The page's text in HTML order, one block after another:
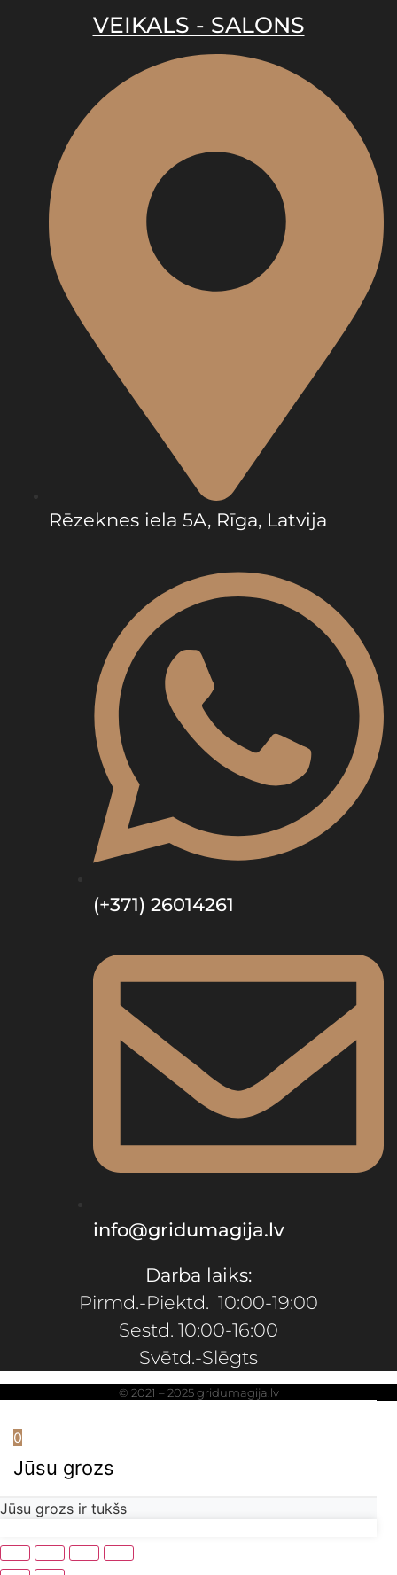
VEIKALS - SALONS
Rēzeknes iela 5A, Rīga, Latvija
(+371) 26014261
info@gridumagija.lv
Darba laiks:
Pirmd.-Piektd. 10:00-19:00
Sestd. 10:00-16:00
Svētd.-Slēgts
© 2021 – 2025 gridumagija.lv
0
Jūsu grozs
Jūsu grozs ir tukšs